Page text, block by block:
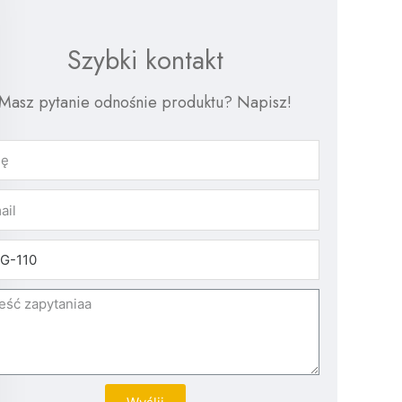
Szybki kontakt
pytanie odnośnie produktu? Napisz!